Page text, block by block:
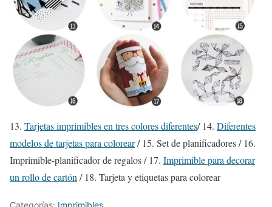
13. Tarjetas imprimibles en tres colores diferentes/ 14. Diferentes
modelos de tarjetas para colorear/ 15. Set de planificadores / 16.
Imprimible-planificador de regalos / 17. Imprimible para decorar
un rollo de cartón / 18. Tarjeta y etiquetas para colorear
Categorías: Imprimibles